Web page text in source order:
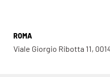
ROMA
Viale Giorgio Ribotta 11,